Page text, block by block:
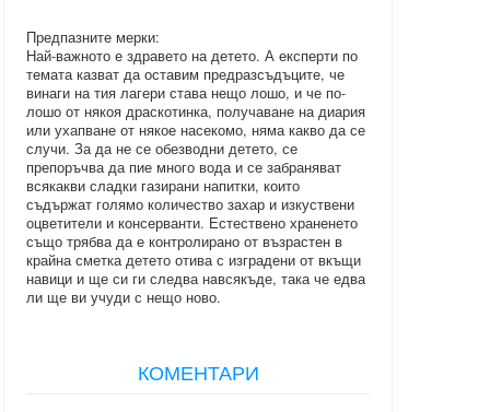
Предпазните мерки:
Най-важното е здравето на детето. А експерти по
темата казват да оставим предразсъдъците, че
винаги на тия лагери става нещо лошо, и че по-
лошо от някоя драскотинка, получаване на диария
или ухапване от някое насекомо, няма какво да се
случи. За да не се обезводни детето, се
препоръчва да пие много вода и се забраняват
всякакви сладки газирани напитки, които
съдържат голямо количество захар и изкуствени
оцветители и консерванти. Естествено храненето
също трябва да е контролирано от възрастен в
крайна сметка детето отива с изградени от вкъщи
навици и ще си ги следва нaвсякъде, така че едва
ли ще ви учуди с нещо ново.
КОМЕНТАРИ